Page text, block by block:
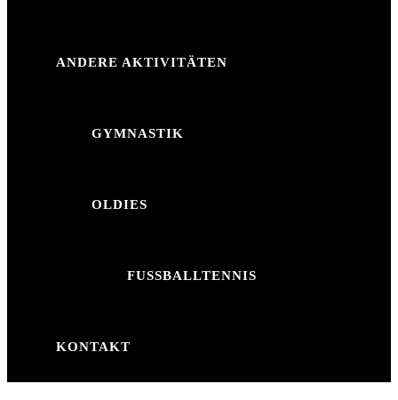
ANDERE AKTIVITÄTEN
GYMNASTIK
OLDIES
FUSSBALLTENNIS
KONTAKT